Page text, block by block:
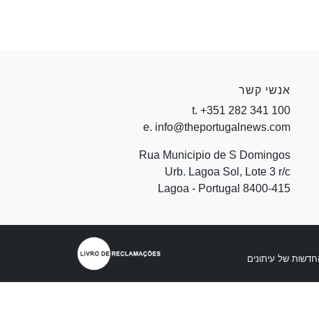
אנשי קשר
t. +351 282 341 100
e. info@theportugalnews.com
Rua Municipio de S Domingos
Urb. Lagoa Sol, Lote 3 r/c
8400-415 Lagoa - Portugal